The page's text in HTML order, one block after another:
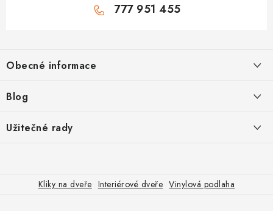
777 951 455
p
a
Obecné informace
Kontakt
Poštovné
Blog
Inovativní Kliky EASY LOCK – Revoluce v Zamykání Dveří
Odolné kliky pro zátěžové prostory
Užitečné rady
Jak vybrat bezpečnostní kliku
Kliky na dveře Interiérové dveře Vinylová podlaha